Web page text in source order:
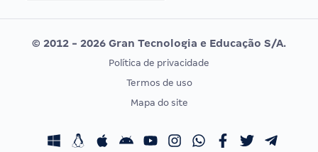
Editais publicados
Vunesp
CONCURSOS POR PROFISSÃO
Concursos Fiscais
EXAME DE ORDEM
Calendário OAB
© 2012 - 2026 Gran Tecnologia e Educação S/A.
Política de privacidade
Termos de uso
Mapa do site